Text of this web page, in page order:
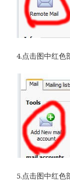
4.点击图中红
5.点击图中红